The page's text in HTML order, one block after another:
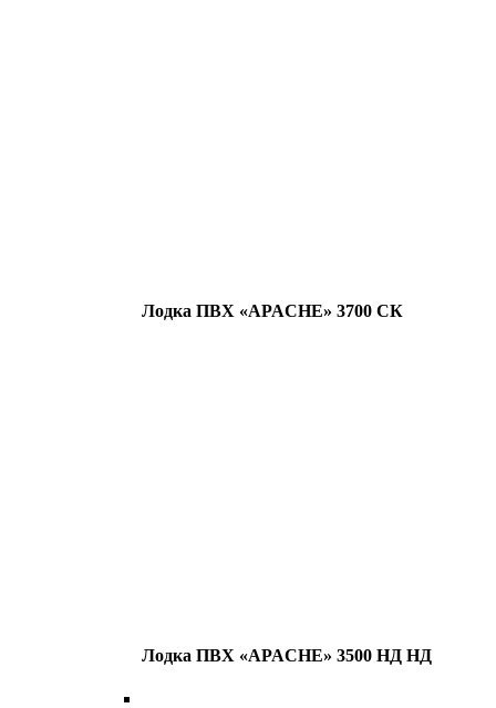
Лодка ПВХ «APACHE» 3700 СК
Лодка ПВХ «APACHE» 3500 НД НД